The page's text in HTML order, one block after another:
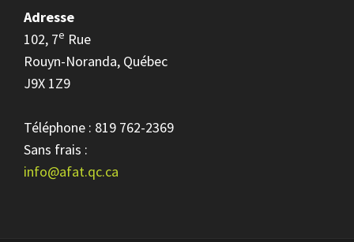
Adresse
102, 7e Rue
Rouyn-Noranda, Québec
J9X 1Z9
Téléphone : 819 762-2369
Sans frais :
info@afat.qc.ca